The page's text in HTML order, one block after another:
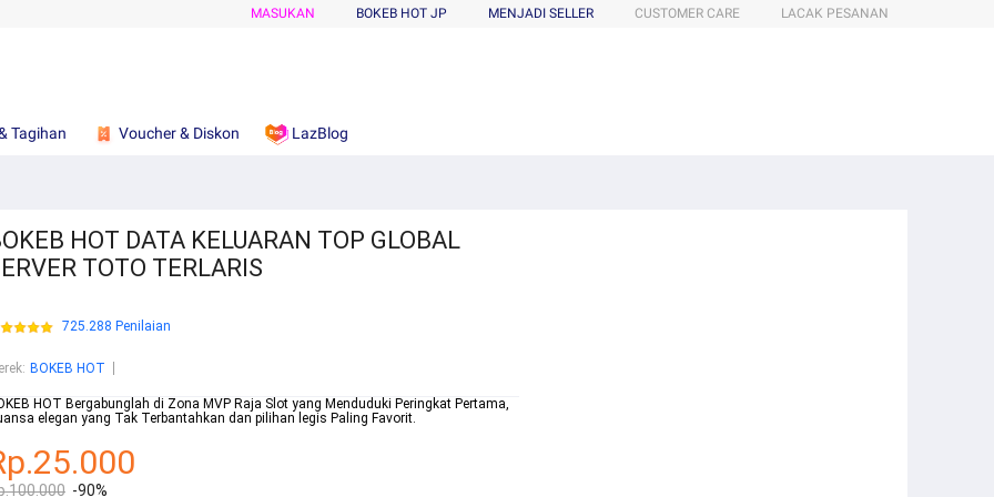
MASUKAN BOKEB HOT JP MENJADI SELLER CUSTOMER CARE LACAK PESANAN
Tagihan Voucher & Diskon LazBlog
HOT DATA KELUARAN TOP GLOBAL
TOTO TERLARIS
725.288 Penilaian
: BOKEB HOT
HOT Bergabunglah di Zona MVP Raja Slot yang Menduduki Peringkat Pertama,
elegan yang Tak Terbantahkan dan pilihan legis Paling Favorit.
-90%